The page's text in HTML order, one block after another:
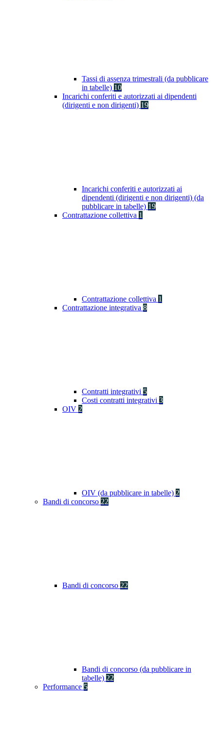
Tassi di assenza trimestrali (da pubblicare
in tabelle) 10
Incarichi conferiti e autorizzati ai dipendenti
(dirigenti e non dirigenti) 19
Incarichi conferiti e autorizzati ai
dipendenti (dirigenti e non dirigenti) (da
pubblicare in tabelle) 19
Contrattazione collettiva 1
Contrattazione collettiva 1
Contrattazione integrativa 8
Contratti integrativi 5
Costi contratti integrativi 3
OIV 2
OIV (da pubblicare in tabelle) 2
Bandi di concorso 22
Bandi di concorso 22
Bandi di concorso (da pubblicare in
tabelle) 22
Performance 5